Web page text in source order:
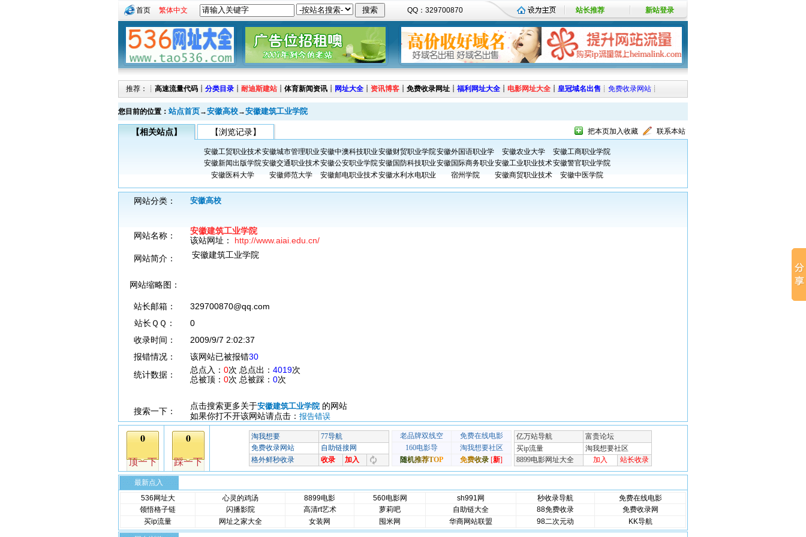
首页 繁体中文 QQ：329700870 站长推荐 新站登录
推荐：┊ 高速流量代码 ┊ 分类目录 ┊ 耐迪斯建站 ┊ 体育新闻资讯 ┊ 网址大全 ┊ 资讯博客 ┊ 免费收录网址 ┊ 福利网址大全 ┊ 电影网址大全 ┊ 皇冠域名出售 ┊ 免费收录网站 ┊
您目前的位置： 站点首页→安徽高校→安徽建筑工业学院
【相关站点】 【浏览记录】 把本页加入收藏 联系本站
安徽工贸职业技术安徽城市管理职业安徽中澳科技职业安徽财贸职业学院安徽外国语职业学 安徽农业大学
安徽工商职业学院
安徽新闻出版学院安徽交通职业技术安徽公安职业学院安徽国防科技职业安徽国际商务职业安徽工业职业技术安徽警官职业学院
安徽医科大学
安徽师范大学 安徽邮电职业技术安徽水利水电职业 宿州学院 安徽商贸职业技术 安徽中医学院
网站分类： 安徽高校
网站名称：
安徽建筑工业学院
该站网址： http://www.aiai.edu.cn/
网站简介：
安徽建筑工业学院
网站缩略图：
站长邮箱：
329700870@qq.com
站长ＱＱ：
0
收录时间：
2009/9/7 2:02:37
报错情况：
该网站已被报错30
统计数据：
总点入： 0次 总点出： 4019次
总被顶： 0次 总被踩： 0次
搜索一下：
点击搜索更多关于安徽建筑工业学院 的网站
如果你打不开该网站请点击： 报告错误
最新点入
536网址大
心灵的鸡汤 8899电影 560电影网 sh991网 秒收录导航
免费在线电影
领悟格子链
闪播影院 高清rt艺术 萝莉吧 自助链大全 88免费收录
免费收录网
买ip流量
网址之家大全 女装网 囤米网 华商网站联盟 98二次元动 KK导航